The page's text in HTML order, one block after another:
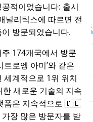
적이었습니다: 출시
널리틱스에 따르면 전
방문되었습니다.
174개국에서 방문
트로엥 아미 와 같은
세계적으로 1위 위치
한 새로운 기술의 지속
폼은 지속적으로 🇩🇪
장 많은 방문자를 받